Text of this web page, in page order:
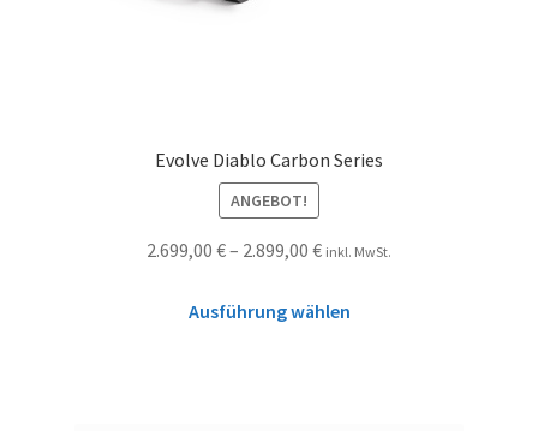
Evolve Diablo Carbon Series
ANGEBOT!
2.699,00 €– 2.899,00 € inkl. MwSt.
Ausführung wählen